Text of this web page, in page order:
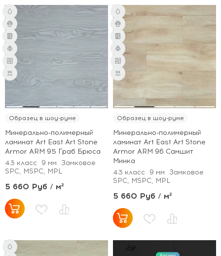
Образец в шоу-руме
Минерально-полимерный
ламинат Art East Art Stone
Armor ARM 95 Граб Брюса
43 класс
9 мм
Замковое
SPC, MSPC, MPL
5 660 Руб / м²
Образец в шоу-руме
Минерально-полимерный
ламинат Art East Art Stone
Armor ARM 96 Самшит
Минка
43 класс
9 мм
Замковое
SPC, MSPC, MPL
5 660 Руб / м²